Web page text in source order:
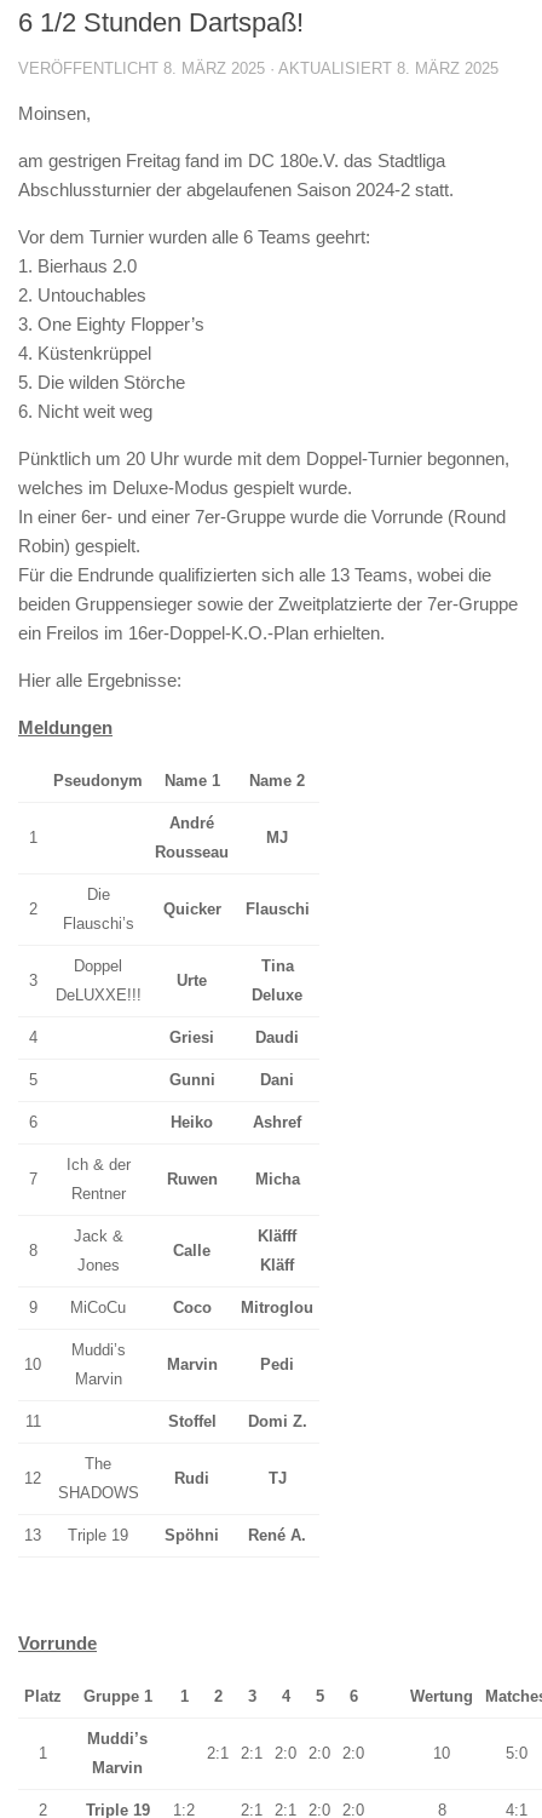
6 1/2 Stunden Dartspaß!
VERÖFFENTLICHT 8. MÄRZ 2025 · AKTUALISIERT 8. MÄRZ 2025
Moinsen,
am gestrigen Freitag fand im DC 180e.V. das Stadtliga
Abschlussturnier der abgelaufenen Saison 2024-2 statt.
Vor dem Turnier wurden alle 6 Teams geehrt:
1. Bierhaus 2.0
2. Untouchables
3. One Eighty Flopper’s
4. Küstenkrüppel
5. Die wilden Störche
6. Nicht weit weg
Pünktlich um 20 Uhr wurde mit dem Doppel-Turnier begonnen,
welches im Deluxe-Modus gespielt wurde.
In einer 6er- und einer 7er-Gruppe wurde die Vorrunde (Round
Robin) gespielt.
Für die Endrunde qualifizierten sich alle 13 Teams, wobei die
beiden Gruppensieger sowie der Zweitplatzierte der 7er-Gruppe
ein Freilos im 16er-Doppel-K.O.-Plan erhielten.
Hier alle Ergebnisse:
Meldungen
Pseudonym Name 1 Name 2
1
André
Rousseau
MJ
2
Die
Flauschi’s
Quicker Flauschi
3
Doppel
DeLUXXE!!!
Urte
Tina
Deluxe
4 Griesi Daudi
5 Gunni Dani
6 Heiko Ashref
7
Ich & der
Rentner
Ruwen Micha
8
Jack &
Jones
Calle
Kläfff
Kläff
9 MiCoCu Coco Mitroglou
10
Muddi’s
Marvin
Marvin Pedi
11 Stoffel Domi Z.
12
The
SHADOWS
Rudi TJ
13 Triple 19 Spöhni René A.
Vorrunde
Platz Gruppe 1 1 2 3 4 5 6 Wertung
1
Muddi’s
Marvin
2:1 2:1 2:0 2:0 2:0 10 5:0
2 Triple 19 1:2 2:1 2:1 2:0 2:0 8 4:1